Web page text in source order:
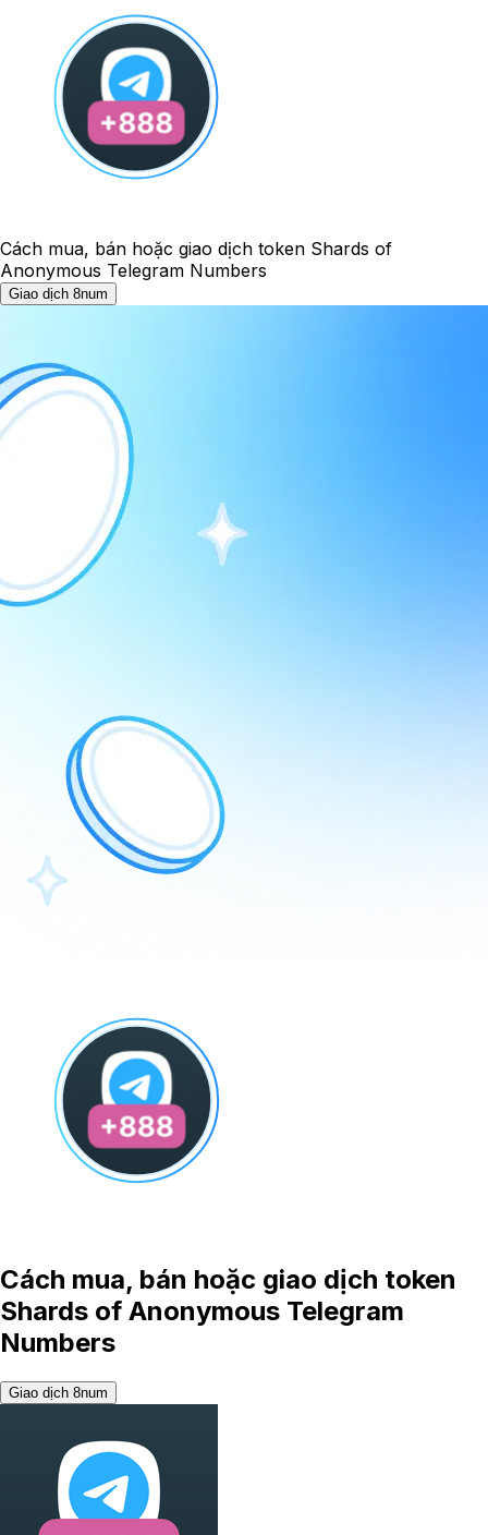
Cách mua, bán hoặc giao dịch token Shards of
Anonymous Telegram Numbers
Giao dịch 8num
Cách mua, bán hoặc giao dịch token
Shards of Anonymous Telegram
Numbers
Giao dịch 8num